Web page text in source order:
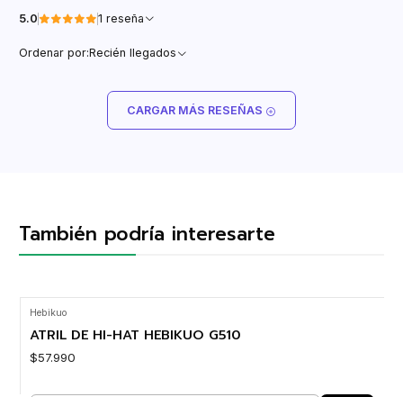
5.0 1 reseña
Ordenar por:Recién llegados
CARGAR MÁS RESEÑAS
También podría interesarte
Hebikuo
ATRIL DE HI-HAT HEBIKUO G510
$57.990